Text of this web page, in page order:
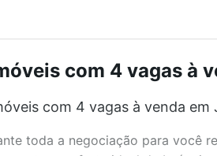
com 4 vagas à
com 4 vagas à venda
toda a negociação para você